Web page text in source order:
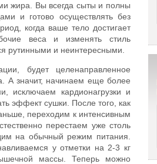
жира. Вы всегда сыты и полны
и готово осуществлять без
когда ваше тело достигает
веса и изменять стиль
рутинными и неинтересными.
будет целенаправленное
А значит, начинаем еще более
исключаем кардионагрузки и
эффект сушки. После того, как
переходим к интенсивным
перестаем уже столь
на обычный режим питания.
у отметки на 2-3 кг
массы. Теперь можно